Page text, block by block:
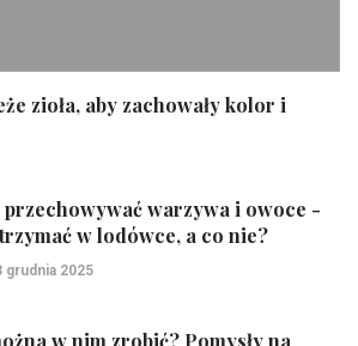
zioła, aby zachowały kolor i
przechowywać warzywa i owoce -
w lodówce, a co nie?
grudnia 2025
w nim zrobić? Pomysły na